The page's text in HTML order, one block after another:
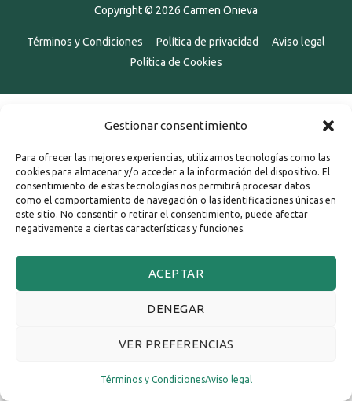
Gestionar consentimiento
Para ofrecer las mejores experiencias, utilizamos tecnologías como las
cookies para almacenar y/o acceder a la información del dispositivo. El
consentimiento de estas tecnologías nos permitirá procesar datos
como el comportamiento de navegación o las identificaciones únicas en
este sitio. No consentir o retirar el consentimiento, puede afectar
negativamente a ciertas características y funciones.
ACEPTAR
DENEGAR
VER PREFERENCIAS
Términos y CondicionesAviso legal
Copyright © 2026 Carmen Onieva
Términos y Condiciones Política de privacidad
Aviso legal
Política de Cookies